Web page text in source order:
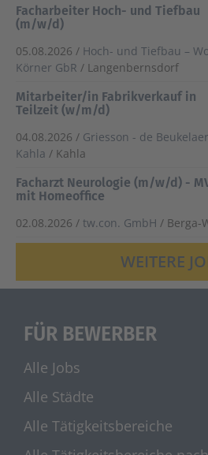
Facharbeiter Hoch- und Tiefbau
(m/w/d)
05.08.2026 / Hoch- und Tiefbau –
Körner GbR / Langenbernsdorf
Mitarbeiter/in Fabrikverkauf in
Teilzeit (w/m/d)
04.08.2026 / Griesson - de
Kahla / Kahla
Facharzt Neurologie (m/w/d) -
mit Homeoffice
02.08.2026 / tw.con. GmbH / Berga-
WEITERE
FÜR BEWERBER
Alle Jobs
Alle Städte
Alle Tätigkeitsbereiche